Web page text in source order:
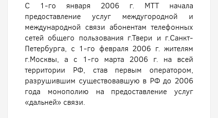
С 1-го января 2006 г. МТТ начала
предоставление услуг междугородной и
международной связи абонентам телефонных
сетей общего пользования г.Твери и г.Санкт-
Петербурга, с 1-го февраля 2006 г. жителям
г.Москвы, а с 1-го марта 2006 г. на всей
территории РФ, став первым оператором,
разрушившим существовавшую в РФ до 2006
года монополию на предоставление услуг
«дальней» связи.